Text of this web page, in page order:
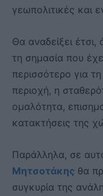
γεωπολιτικές και
Θα αναδείξει
τη σημασία που
περισσότερο για
περιοχή, η
ομαλότητα,
κατακτήσεις της
Παράλληλα, σε
Μητσοτάκης θα
συγκυρία της